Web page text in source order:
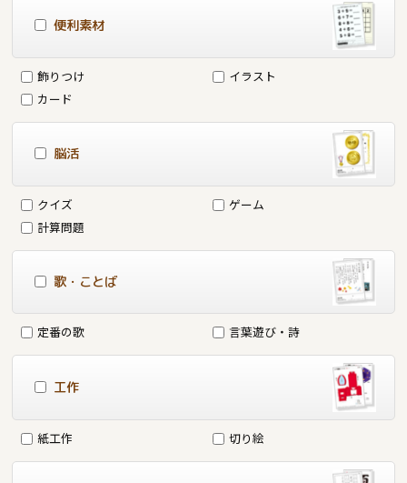
便利素材
飾りつけ
イラスト
カード
脳活
クイズ
ゲーム
計算問題
歌・ことば
定番の歌 言葉遊び・詩
工作
紙工作 切り絵